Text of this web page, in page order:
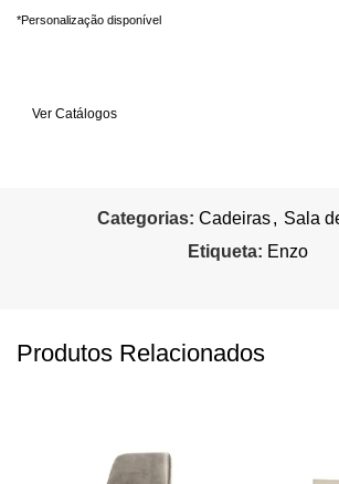
*Personalização disponível
Ver Catálogos
Categorias: Cadeiras, Sala
Etiqueta: Enzo
Produtos Relacionados